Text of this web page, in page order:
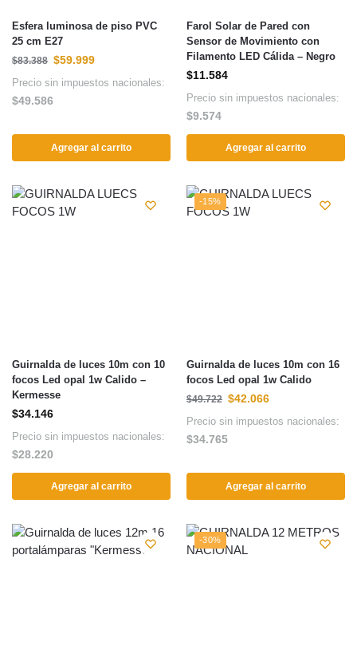
Esfera luminosa de piso PVC
25 cm E27
$83.388 $59.999
Precio sin impuestos nacionales:
$49.586
Agregar al carrito
Farol Solar de Pared con
Sensor de Movimiento con
Filamento LED Cálida – Negro
$11.584
Precio sin impuestos nacionales:
$9.574
Agregar al carrito
Guirnalda de luces 10m con 10
focos Led opal 1w Calido –
Kermesse
$34.146
Precio sin impuestos nacionales:
$28.220
Agregar al carrito
-15%
Guirnalda de luces 10m con 16
focos Led opal 1w Calido
$49.722 $42.066
Precio sin impuestos nacionales:
$34.765
Agregar al carrito
-30%